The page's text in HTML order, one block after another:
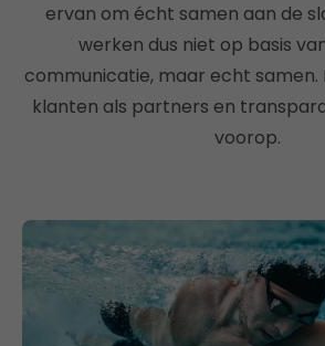
ervan om écht samen aan de
werken dus niet op basis
communicatie, maar echt samen.
klanten als partners en
voorop.